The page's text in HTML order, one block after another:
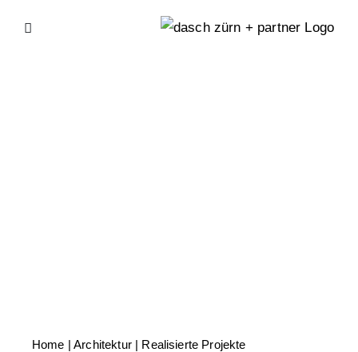
Home | Architektur | Realisierte Projekte